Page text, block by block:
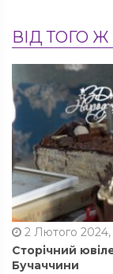
ВІД ТОГО
2 Лютого 2024,
Сторічний
Бучаччини